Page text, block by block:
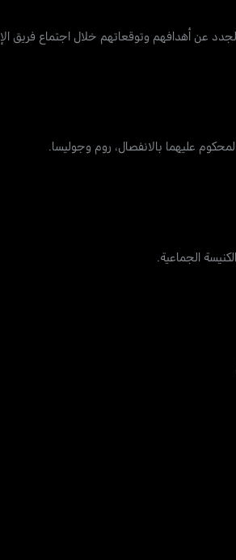
عن أهدافهم وتوقعاتهم خلال اجتماع فريق
عليهما بالانفصال، روم وجوليسا.
الجماعية.